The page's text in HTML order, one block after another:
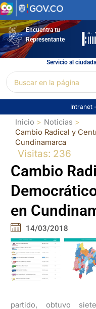
Ir
al
contenidoEncuentra tu
Representante
Servicio al
por:
Intranet -
Inicio
Noticias
Cambio Radical y
Cundinamarca
Visitas: 236
Cambio
en
14/03/2018
partido, obtuvo